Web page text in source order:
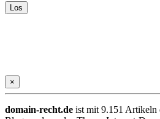
×
domain-recht.de ist mit 9.151 Artikeln